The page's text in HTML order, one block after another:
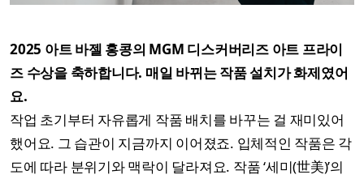
2025 아트 바젤 홍콩의 MGM 디스커버리즈 아트 프라이
즈 수상을 축하합니다. 매일 바뀌는 작품 설치가 화제였어
요.
작업 초기부터 자유롭게 작품 배치를 바꾸는 걸 재미있어
했어요. 그 습관이 지금까지 이어졌죠. 입체적인 작품은 각
도에 따라 분위기와 맥락이 달라져요. 작품 ‘세미(世美)’의